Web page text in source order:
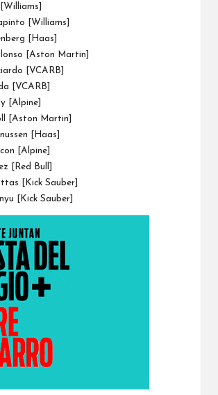
Williams
[Williams]
[ Haas
[Aston Martin]
[VCARB]
[VCARB]
[Alpine]
[Aston Martin]
[Haas]
[Alpine]
[Red Bull]
[Kick Sauber]
[Kick Sauber]